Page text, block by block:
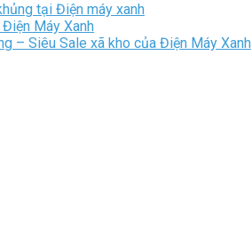
tại Điện máy xanh
Máy Xanh
– Siêu Sale xã kho của Điện Máy Xanh